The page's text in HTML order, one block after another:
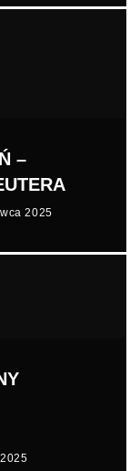
–
2025